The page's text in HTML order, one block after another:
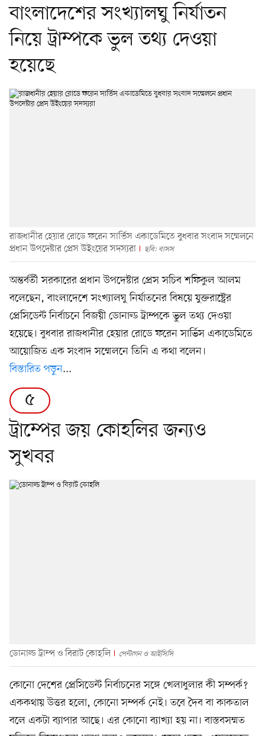
বাংলাদেশের সংখ্যালঘু নির্যাতন
নিয়ে ট্রাম্পকে ভুল তথ্য দেওয়া
হয়েছে
রাজধানীর হেয়ার রোডে ফরেন সার্ভিস একাডেমিতে বুধবার সংবাদ সম্মেলনে
প্রধান উপদেষ্টার প্রেস উইংয়ের সদস্যরা
ছবি: বাসস
অন্তর্বর্তী সরকারের প্রধান উপদেষ্টার প্রেস সচিব শফিকুল আলম
বলেছেন, বাংলাদেশে সংখ্যালঘু নির্যাতনের বিষয়ে যুক্তরাষ্ট্রের
প্রেসিডেন্ট নির্বাচনে বিজয়ী ডোনাল্ড ট্রাম্পকে ভুল তথ্য দেওয়া
হয়েছে। বুধবার রাজধানীর হেয়ার রোডে ফরেন সার্ভিস একাডেমিতে
আয়োজিত এক সংবাদ সম্মেলনে তিনি এ কথা বলেন।
বিস্তারিত পড়ুন...
৫
ট্রাম্পের জয় কোহলির জন্যও
সুখবর
ডোনাল্ড ট্রাম্প ও বিরাট কোহলি পেন্টাগন ও আইসিসি
কোনো দেশের প্রেসিডেন্ট নির্বাচনের সঙ্গে খেলাধুলার কী সম্পর্ক?
এককথায় উত্তর হলো, কোনো সম্পর্ক নেই। তবে দৈব বা কাকতাল
বলে একটা ব্যাপার আছে। এর কোনো ব্যাখ্যা হয় না। বাস্তবসম্মত